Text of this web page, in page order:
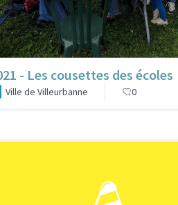
- Les cousettes des écoles
Ville de Villeurbanne 0